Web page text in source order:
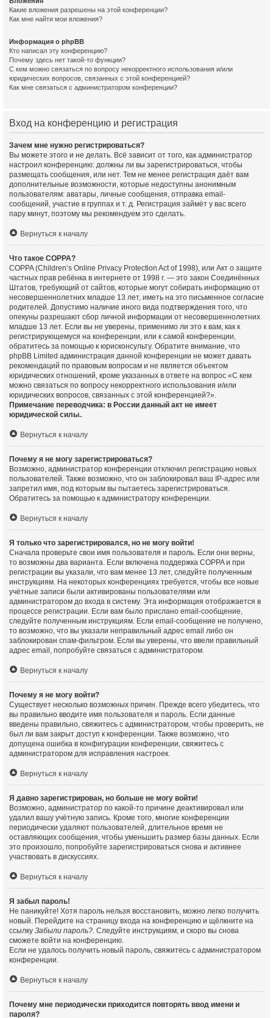
Какие вложения разрешены на этой конференции?
Как мне найти мои вложения?
Информация о phpBB
Кто написал эту конференцию?
Почему здесь нет такой-то функции?
С кем можно связаться по вопросу некорректного использования и/или
юридических вопросов, связанных с этой конференцией?
Как мне связаться с администратором конференции?
Вход на конференцию и регистрация
Зачем мне нужно регистрироваться?
Вы можете этого и не делать. Всё зависит от того, как администратор
настроил конференцию: должны ли вы зарегистрироваться, чтобы
размещать сообщения, или нет. Тем не менее регистрация даёт вам
дополнительные возможности, которые недоступны анонимным
пользователям: аватары, личные сообщения, отправка email-
сообщений, участие в группах и т. д. Регистрация займёт у вас всего
пару минут, поэтому мы рекомендуем это сделать.
Вернуться к началу
Что такое COPPA?
COPPA (Children’s Online Privacy Protection Act of 1998), или Акт о защите
частных прав ребёнка в интернете от 1998 г. — это закон Соединённых
Штатов, требующий от сайтов, которые могут собирать информацию от
несовершеннолетних младше 13 лет, иметь на это письменное согласие
родителей. Допустимо наличие иного вида подтверждения того, что
опекуны разрешают сбор личной информации от несовершеннолетних
младше 13 лет. Если вы не уверены, применимо ли это к вам, как к
регистрирующемуся на конференции, или к самой конференции,
обратитесь за помощью к юрисконсульту. Обратите внимание, что
phpBB Limited администрация данной конференции не может давать
рекомендаций по правовым вопросам и не является объектом
юридических отношений, кроме указанных в ответе на вопрос «С кем
можно связаться по вопросу некорректного использования и/или
юридических вопросов, связанных с этой конференцией?».
Примечание переводчика: в России данный акт не имеет
юридической силы..
Вернуться к началу
Почему я не могу зарегистрироваться?
Возможно, администратор конференции отключил регистрацию новых
пользователей. Также возможно, что он заблокировал ваш IP-адрес или
запретил имя, под которым вы пытаетесь зарегистрироваться.
Обратитесь за помощью к администратору конференции.
Вернуться к началу
Я только что зарегистрировался, но не могу войти!
Сначала проверьте свои имя пользователя и пароль. Если они верны,
то возможны два варианта. Если включена поддержка COPPA и при
регистрации вы указали, что вам менее 13 лет, следуйте полученным
инструкциям. На некоторых конференциях требуется, чтобы все новые
учётные записи были активированы пользователями или
администратором до входа в систему. Эта информация отображается в
процессе регистрации. Если вам было прислано email-сообщение,
следуйте полученным инструкциям. Если email-сообщение не получено,
то возможно, что вы указали неправильный адрес email либо он
заблокирован спам-фильтром. Если вы уверены, что ввели правильный
адрес email, попробуйте связаться с администратором.
Вернуться к началу
Почему я не могу войти?
Существует несколько возможных причин. Прежде всего убедитесь, что
вы правильно вводите имя пользователя и пароль. Если данные
введены правильно, свяжитесь с администратором, чтобы проверить, не
был ли вам закрыт доступ к конференции. Также возможно, что
допущена ошибка в конфигурации конференции, свяжитесь с
администратором для исправления настроек.
Вернуться к началу
Я давно зарегистрирован, но больше не могу войти!
Возможно, администратор по какой-то причине деактивировал или
удалил вашу учётную запись. Кроме того, многие конференции
периодически удаляют пользователей, длительное время не
оставляющих сообщения, чтобы уменьшить размер базы данных. Если
это произошло, попробуйте зарегистрироваться снова и активнее
участвовать в дискуссиях.
Вернуться к началу
Я забыл пароль!
Не паникуйте! Хотя пароль нельзя восстановить, можно легко получить
новый. Перейдите на страницу входа на конференцию и щёлкните на
ссылку Забыли пароль?. Следуйте инструкциям, и скоро вы снова
сможете войти на конференцию.
Если не удалось получить новый пароль, свяжитесь с администратором
конференции.
Вернуться к началу
Почему мне периодически приходится повторять ввод имени и
пароля?